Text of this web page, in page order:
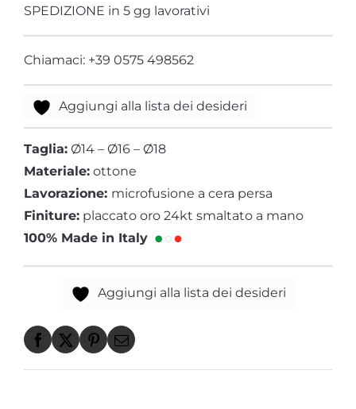
SPEDIZIONE in 5 gg lavorativi
Chiamaci: +39 0575 498562
Aggiungi alla lista dei desideri
Taglia: Ø14 – Ø16 – Ø18
Materiale: ottone
Lavorazione: microfusione a cera persa
Finiture: placcato oro 24kt smaltato a mano
100% Made in Italy
Aggiungi alla lista dei desideri